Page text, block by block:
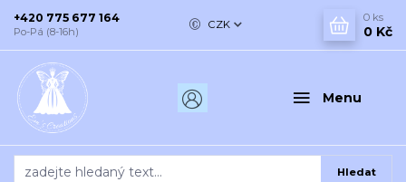
Menu
CZK
Hledat
+420 775 677 164
Po-Pá (8-16h)
0 ks
0 Kč